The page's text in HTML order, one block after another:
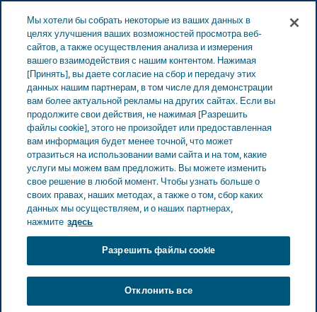
ЭСТОНИЯ
Estonia Продукты Каталог продуктов
Paracetamol-
ratiopharm (Paracetamolum) 250 S ректальные суппозитории
Paracetamol-ratiopharm
(Paracetamolum) 250 S
ректальные
суппозитории
БОЛЬ
Мы хотели бы собрать некоторые из ваших данных в
целях улучшения ваших возможностей просмотра веб-
сайтов, а также осуществления анализа и измерения
вашего взаимодействия с нашим контентом. Нажимая
[Принять], вы даете согласие на сбор и передачу этих
данных нашим партнерам, в том числе для демонстрации
вам более актуальной рекламы на других сайтах. Если вы
продолжите свои действия, не нажимая [Разрешить
файлы cookie], этого не произойдет или предоставленная
вам информация будет менее точной, что может
отразиться на использовании вами сайта и на том, какие
услуги мы можем вам предложить. Вы можете изменить
свое решение в любой момент. Чтобы узнать больше о
своих правах, наших методах, а также о том, сбор каких
данных мы осуществляем, и о наших партнерах,
нажмите здесь
Разрешить файлы cookie
Отклонить все